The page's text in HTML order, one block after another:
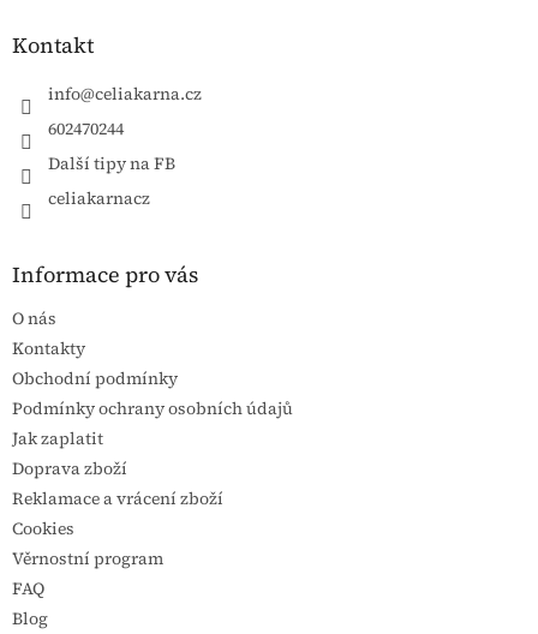
Kontakt
info@celiakarna.cz
602470244
Další tipy na FB
celiakarnacz
Informace pro vás
O nás
Kontakty
Obchodní podmínky
Podmínky ochrany osobních údajů
Jak zaplatit
Doprava zboží
Reklamace a vrácení zboží
Cookies
Věrnostní program
FAQ
Blog